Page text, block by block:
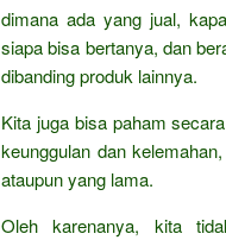
dimana ada yang jual,
siapa bisa bertanya, dan
dibanding produk lainnya.
Kita juga bisa paham
keunggulan dan kelemahan,
ataupun yang lama.
Oleh karenanya, kita